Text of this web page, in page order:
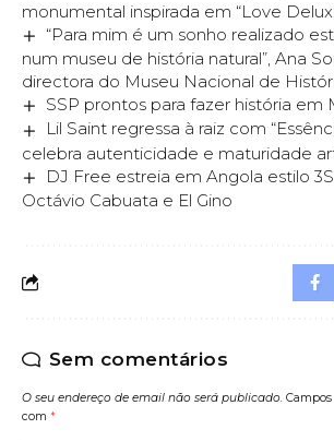
monumental inspirada em “Love
“Para mim é um sonho realizado
num museu de história natural”, Ana
directora do Museu Nacional de
SSP prontos para fazer história em
Lil Saint regressa à raiz com
celebra autenticidade e maturidade
DJ Free estreia em Angola estilo
Octávio Cabuata e El Gino
Sem comentários
O seu endereço de email não será publicado.
com *